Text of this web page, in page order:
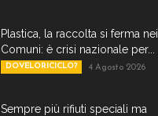
Plastica, la raccolta si ferma nei
Comuni: è crisi nazionale per...
DOVELORICICLO? 4 Agosto 2026
Sempre più rifiuti speciali ma